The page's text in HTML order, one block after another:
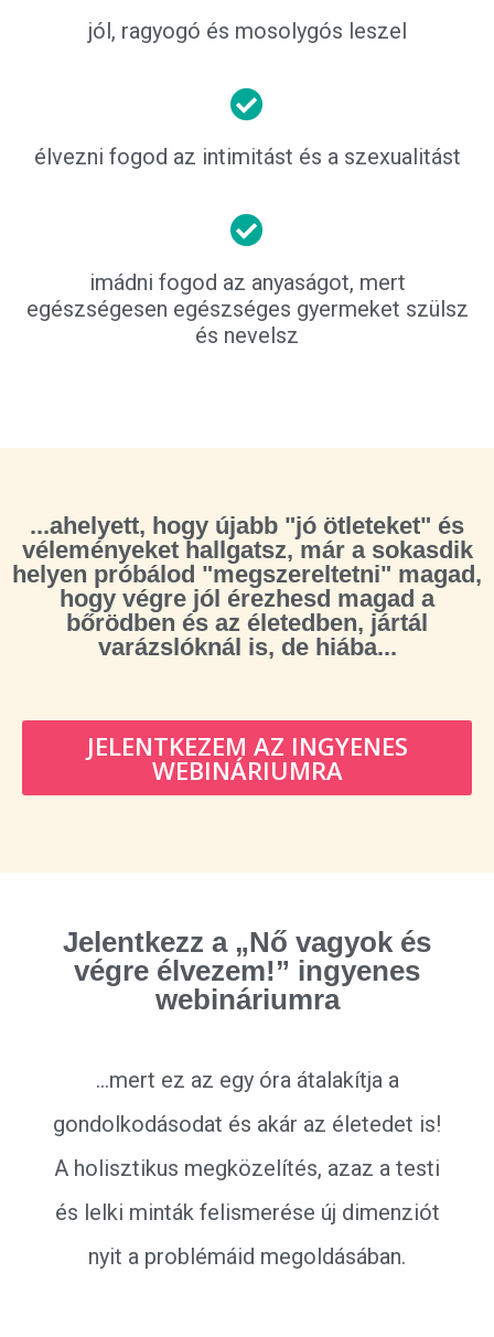
jól, ragyogó és mosolygós leszel
élvezni fogod az intimitást és a szexualitást
imádni fogod az anyaságot, mert
egészségesen egészséges gyermeket szülsz
és nevelsz
...ahelyett, hogy újabb "jó ötleteket" és
véleményeket hallgatsz, már a sokasdik
helyen próbálod "megszereltetni" magad,
hogy végre jól érezhesd magad a
bőrödben és az életedben, jártál
varázslóknál is, de hiába...
JELENTKEZEM AZ INGYENES
WEBINÁRIUMRA
Jelentkezz a „Nő vagyok és
végre élvezem!” ingyenes
webináriumra
…mert ez az egy óra átalakítja a
gondolkodásodat és akár az életedet is!
A holisztikus megközelítés, azaz a testi
és lelki minták felismerése új dimenziót
nyit a problémáid megoldásában.